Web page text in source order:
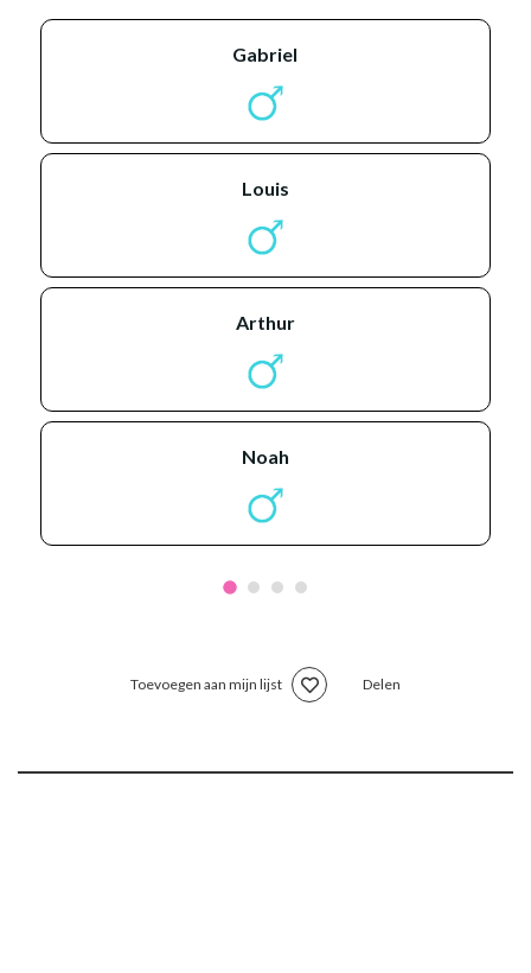
gabriel
louis
arthur
noah
Toevoegen aan mijn lijst Delen